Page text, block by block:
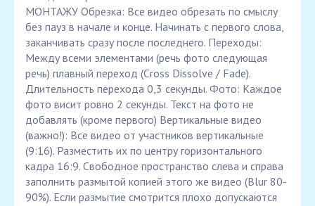
МОНТАЖУ Обрезка: Все видео обрезать по смыслу
без пауз в начале и конце. Начинать с первого слова,
заканчивать сразу после последнего. Переходы:
Между всеми элементами (речь фото следующая
речь) плавный переход (Cross Dissolve / Fade).
Длительность перехода 0,3 секунды. Фото: Каждое
фото висит ровно 2 секунды. Текст на фото не
добавлять (кроме первого) Вертикальные видео
(важно!): Все видео от участников вертикальные
(9:16). Разместить их по центру горизонтального
кадра 16:9. Свободное пространство слева и справа
заполнить размытой копией этого же видео (Blur 80-
90%). Если размытие смотрится плохо допускаются